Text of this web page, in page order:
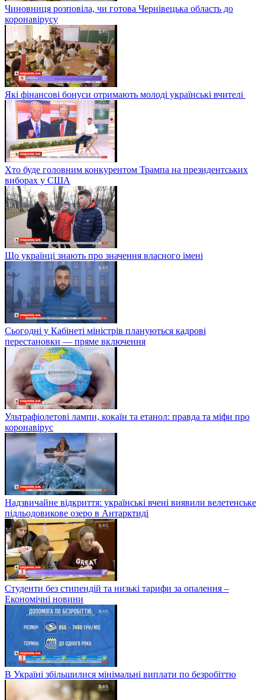
Чиновниця розповіла, чи готова Чернівецька область до
коронавірусу
Які фінансові бонуси отримають молоді українські вчителі
Хто буде головним конкурентом Трампа на президентських
виборах у США
Що українці знають про значення власного імені
Сьогодні у Кабінеті міністрів плануються кадрові
перестановки — пряме включення
Ультрафіолетові лампи, кокаїн та етанол: правда та міфи про
коронавірус
Надзвичайне відкриття: українські вчені виявили велетенське
підльодовикове озеро в Антарктиді
Студенти без стипендій та низькі тарифи за опалення –
Економічні новини
В Україні збільшилися мінімальні виплати по безробіттю